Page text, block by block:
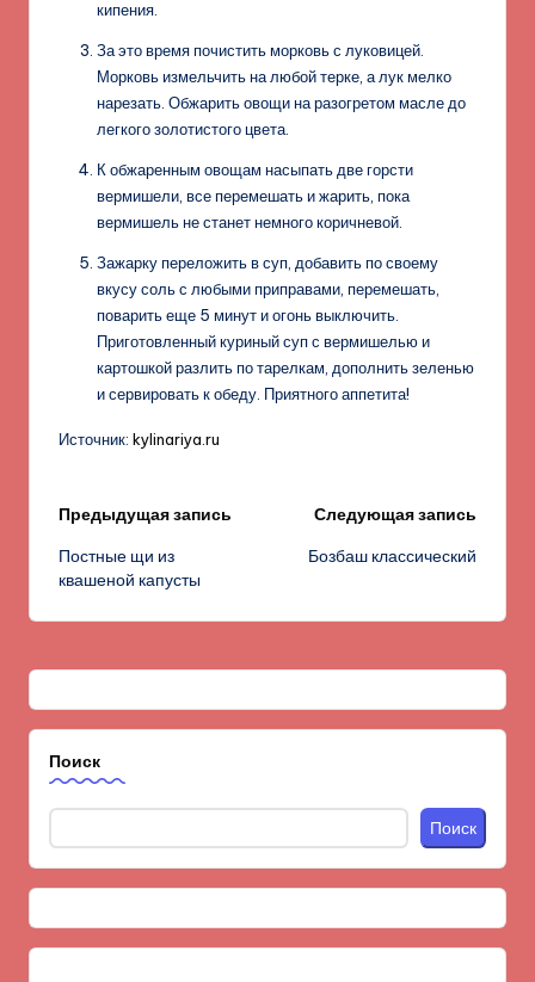
кипения.
За это время почистить морковь с луковицей.
Морковь измельчить на любой терке, а лук мелко
нарезать. Обжарить овощи на разогретом масле до
легкого золотистого цвета.
К обжаренным овощам насыпать две горсти
вермишели, все перемешать и жарить, пока
вермишель не станет немного коричневой.
Зажарку переложить в суп, добавить по своему
вкусу соль с любыми приправами, перемешать,
поварить еще 5 минут и огонь выключить.
Приготовленный куриный суп с вермишелью и
картошкой разлить по тарелкам, дополнить зеленью
и сервировать к обеду. Приятного аппетита!
Источник: kylinariya.ru
Навигация
записи
Предыдущая запись
Постные щи из
квашеной капусты
Следующая запись
Бозбаш классический
Поиск
Поиск